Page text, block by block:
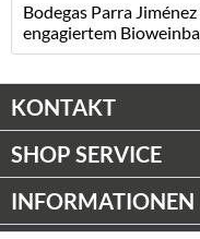
Bodegas Parra
engagiertem
KONTAKT
SHOP SERVICE
INFORMATIONEN